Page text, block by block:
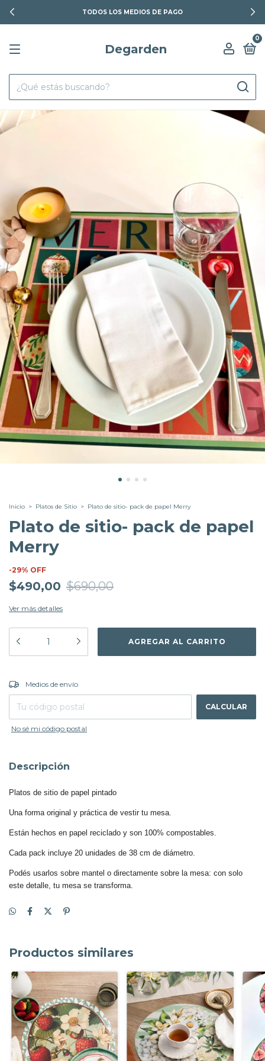
TODOS LOS MEDIOS DE PAGO
Degarden
0
Inicio > Platos de Sitio > Plato de sitio- pack de papel Merry
Plato de sitio- pack de papel
Merry
-29% OFF
$490,00 $690,00
Ver más detalles
Entregas para el CP:
Medios de envío
CALCULAR
No sé mi código postal
Descripción
Platos de sitio de papel pintado
Una forma original y práctica de vestir tu mesa.
Están hechos en papel reciclado y son 100% compostables.
Cada pack incluye 20 unidades de 38 cm de diámetro.
Podés usarlos sobre mantel o directamente sobre la mesa: con solo
este detalle, tu mesa se transforma.
Productos similares